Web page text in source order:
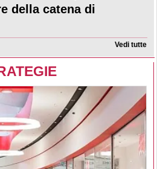
della catena di
Vedi tutte